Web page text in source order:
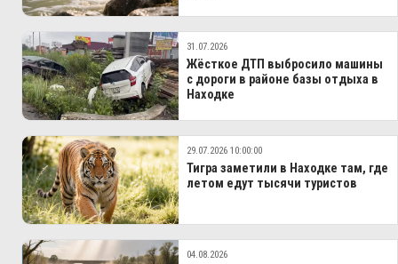
31.07.2026
Жёсткое ДТП выбросило машины
с дороги в районе базы отдыха в
Находке
29.07.2026 10:00:00
Тигра заметили в Находке там, где
летом едут тысячи туристов
04.08.2026